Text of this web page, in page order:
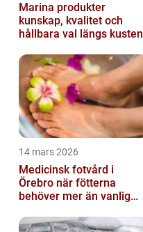
Marina produkter
kunskap, kvalitet och
hållbara val längs kusten
14 mars 2026
Medicinsk fotvård i
Örebro när fötterna
behöver mer än vanlig